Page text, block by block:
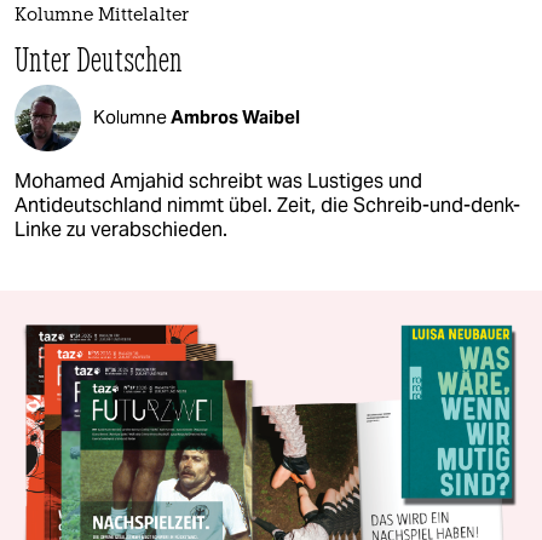
Kolumne Mittelalter
Unter Deutschen
KolumneAmbros Waibel
Mohamed Amjahid schreibt was Lustiges und
Antideutschland nimmt übel. Zeit, die Schreib-und-denk-
Linke zu verabschieden.